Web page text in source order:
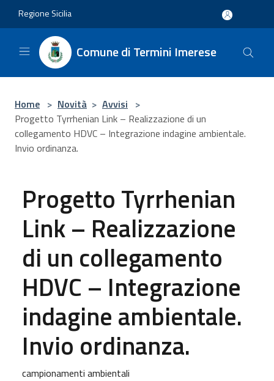
Regione Sicilia
Comune di Termini Imerese
Home > Novità > Avvisi >
Progetto Tyrrhenian Link – Realizzazione di un
collegamento HDVC – Integrazione indagine ambientale.
Invio ordinanza.
Progetto Tyrrhenian
Link – Realizzazione
di un collegamento
HDVC – Integrazione
indagine ambientale.
Invio ordinanza.
campionamenti ambientali